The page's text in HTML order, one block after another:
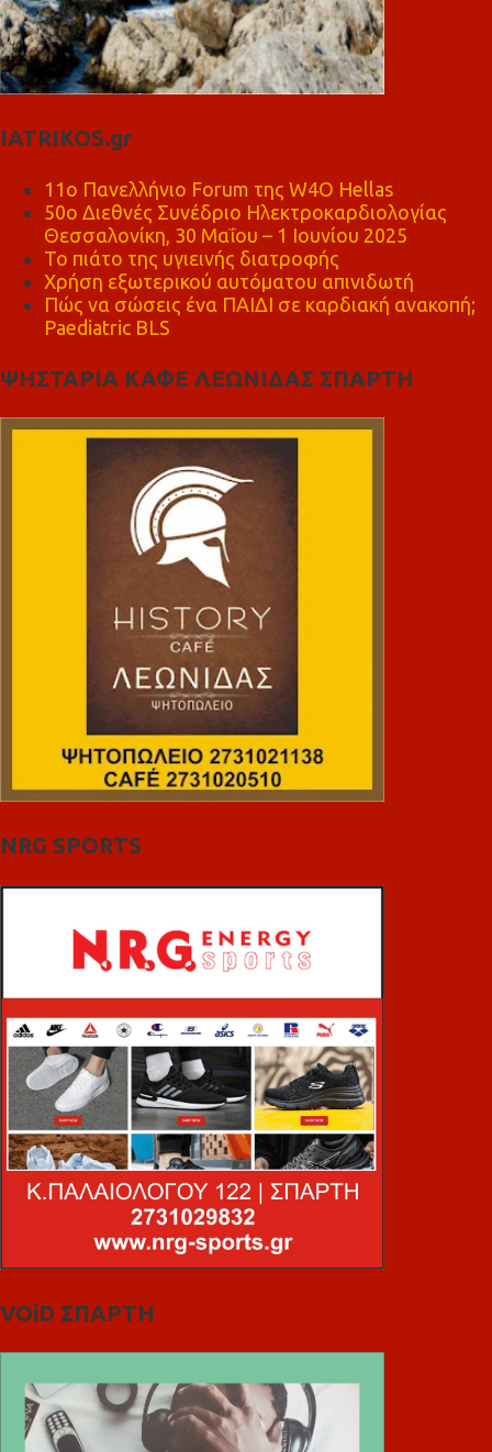
IATRIKOS.gr
11ο Πανελλήνιο Forum της W4O Hellas
50ο Διεθνές Συνέδριο Ηλεκτροκαρδιολογίας
Θεσσαλονίκη, 30 Μαΐου – 1 Ιουνίου 2025
Το πιάτο της υγιεινής διατροφής
Χρήση εξωτερικού αυτόματου απινιδωτή
Πώς να σώσεις ένα ΠΑΙΔΙ σε καρδιακή ανακοπή;
Paediatric BLS
ΨΗΣΤΑΡΙΑ ΚΑΦΕ ΛΕΩΝΙΔΑΣ ΣΠΑΡΤΗ
NRG SPORTS
VOiD ΣΠΑΡΤΗ